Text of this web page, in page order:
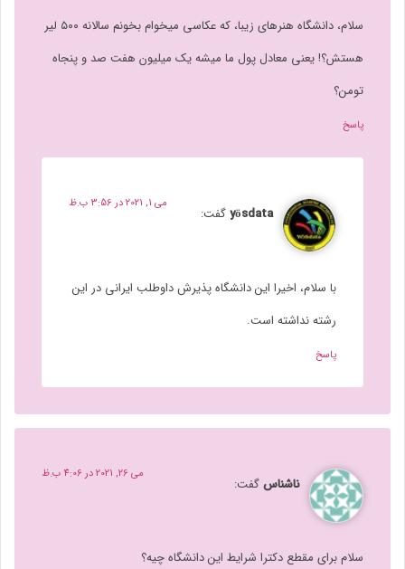
سلام، دانشگاه هنرهای زیبا، که عکاسی میخوام بخونم سالانه ۵۰۰ لیر
هستش؟! یعنی معادل پول ما میشه یک میلیون هفت صد و پنجاه
تومن؟
پاسخ
yösdataگفت:
می 1, 2021 در 3:56 ب.ظ
با سلام، اخیرا این دانشگاه پذیرش داوطلب ایرانی در این
رشته نداشته است.
پاسخ
ناشناسگفت:
می 26, 2021 در 4:06 ب.ظ
سلام برای مقطع دکترا شرایط این دانشگاه چیه؟